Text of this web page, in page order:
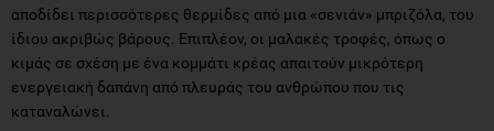
αποδίδει περισσότερες θερμίδες από μια «σενιάν» μπριζόλα, του
ίδιου ακριβώς βάρους. Επιπλέον, οι μαλακές τροφές, όπως ο
κιμάς σε σχέση με ένα κομμάτι κρέας απαιτούν μικρότερη
ενεργειακή δαπάνη από πλευράς του ανθρώπου που τις
καταναλώνει.